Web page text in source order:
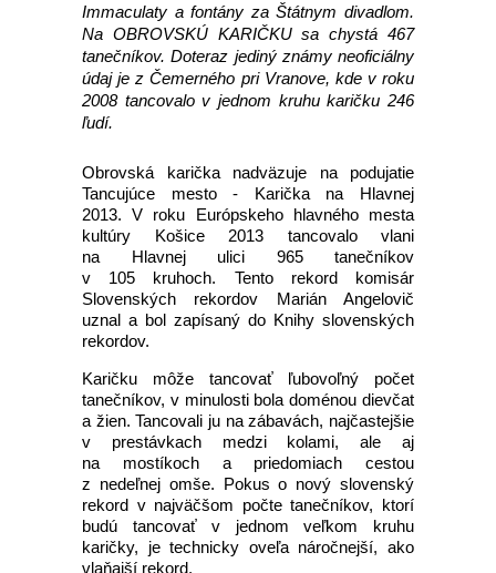
Immaculaty a fontány za Štátnym divadlom.
Na OBROVSKÚ KARIČKU sa chystá 467
tanečníkov. Doteraz jediný známy neoficiálny
údaj je z Čemerného pri Vranove, kde v roku
2008 tancovalo v jednom kruhu karičku 246
ľudí.
Obrovská karička nadväzuje na podujatie
Tancujúce mesto - Karička na Hlavnej
2013. V roku Európskeho hlavného mesta
kultúry Košice 2013 tancovalo vlani
na Hlavnej ulici 965 tanečníkov
v 105 kruhoch. Tento rekord komisár
Slovenských rekordov Marián Angelovič
uznal a bol zapísaný do Knihy slovenských
rekordov.
Karičku môže tancovať ľubovoľný počet
tanečníkov, v minulosti bola doménou dievčat
a žien. Tancovali ju na zábavách, najčastejšie
v prestávkach medzi kolami, ale aj
na mostíkoch a priedomiach cestou
z nedeľnej omše. Pokus o nový slovenský
rekord v najväčšom počte tanečníkov, ktorí
budú tancovať v jednom veľkom kruhu
karičky, je technicky oveľa náročnejší, ako
vlaňajší rekord.